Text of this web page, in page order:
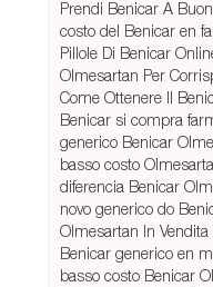
Prendi Benicar A
costo del Benicar en
Pillole Di Benicar
Olmesartan Per
Come Ottenere Il
Benicar si compra
generico Benicar
basso costo
diferencia Benicar
novo generico do
Olmesartan In Vendita
Benicar generico en
basso costo Benicar